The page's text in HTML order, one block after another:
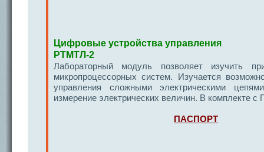
Цифровые устройства управления
РТМТЛ-2
Лабораторный модуль позволяет изучить
микропроцессорных систем. Изучается
управления сложными электрическими
измерение электрических величин. В комплекте с
ПАСПОРТ